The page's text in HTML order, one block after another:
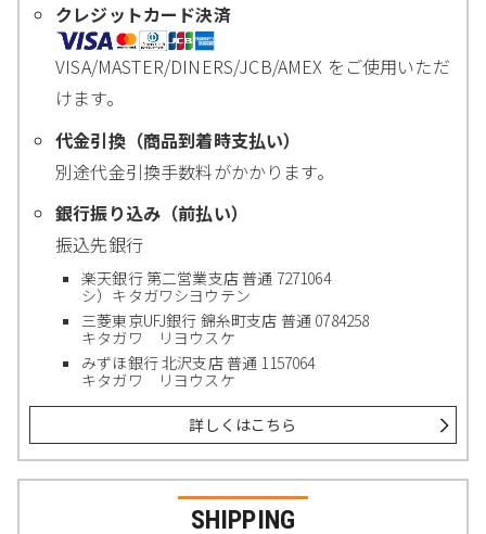
クレジットカード決済
VISA/MASTER/DINERS/JCB/AMEX をご使用いただ
けます。
代金引換（商品到着時支払い）
別途代金引換手数料がかかります。
銀行振り込み（前払い）
振込先銀行
楽天銀行 第二営業支店 普通 7271064
シ）キタガワシヨウテン
三菱東京UFJ銀行 錦糸町支店 普通 0784258
キタガワ リヨウスケ
みずほ銀行 北沢支店 普通 1157064
キタガワ リヨウスケ
詳しくはこちら
SHIPPING